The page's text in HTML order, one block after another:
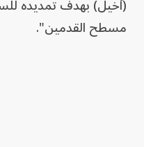
(أخيل) بهدف تمديده
مسطح القدمين".